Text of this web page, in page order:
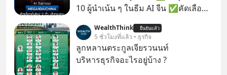
10 ผู้นำเน้น ๆ ในธีม AI จีน ✅คัดเลือก
เจ้าของผู้นำ AI จีน ตั้งแต่โรงงานผลิตชิป
หน่วยความจำ โมเดล AI ยันหุ่นยนต์
✅ได้การรับยกเว้นภาษี Capital Gain
ตามกฎหมายภาษีของประเทศไทย
WealthThink ยืนยันแล้ว
5 ชั่วโมงที่แล้ว • ธุรกิจ
ลูกหลานตระกูลเจียรวนนท์
บริหารธุรกิจอะไรอยู่บ้าง ?